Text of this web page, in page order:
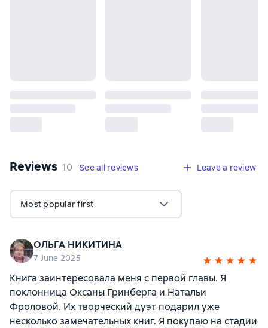
Reviews 10 reviews
10 See all reviews Leave a review
Most popular first
ОЛЬГА НИКИТИНА
7 June 2025
Книга заинтересовала меня с первой главы. Я
поклонница Оксаны Гринберга и Натальи
Фроловой. Их творческий дуэт подарил уже
несколько замечательных книг. Я покупаю на стадии